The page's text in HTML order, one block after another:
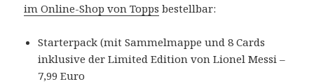
im Online-Shop von Topps bestellbar:
Starterpack (mit Sammelmappe und 8 Cards
inklusive der Limited Edition von Lionel Messi –
7,99 Euro